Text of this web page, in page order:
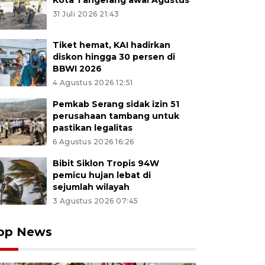
31 Juli 2026 21:43
Tiket hemat, KAI hadirkan
diskon hingga 30 persen di
BBWI 2026
4 Agustus 2026 12:51
Pemkab Serang sidak izin 51
perusahaan tambang untuk
pastikan legalitas
6 Agustus 2026 16:26
Bibit Siklon Tropis 94W
pemicu hujan lebat di
sejumlah wilayah
3 Agustus 2026 07:45
News